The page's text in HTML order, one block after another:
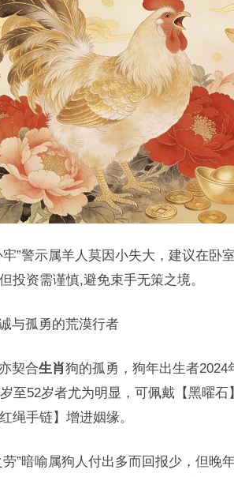
牢”警示属羊人莫因小失大，建议在卧
投资需谨慎,避免束手无策之境。
与孤勇的荒漠行者
契合生肖狗的孤勇，狗年出生者2024
至52岁者尤为明显，可佩戴【黑曜
绳手链】增进姻缘。
劳”暗喻属狗人付出多而回报少，但